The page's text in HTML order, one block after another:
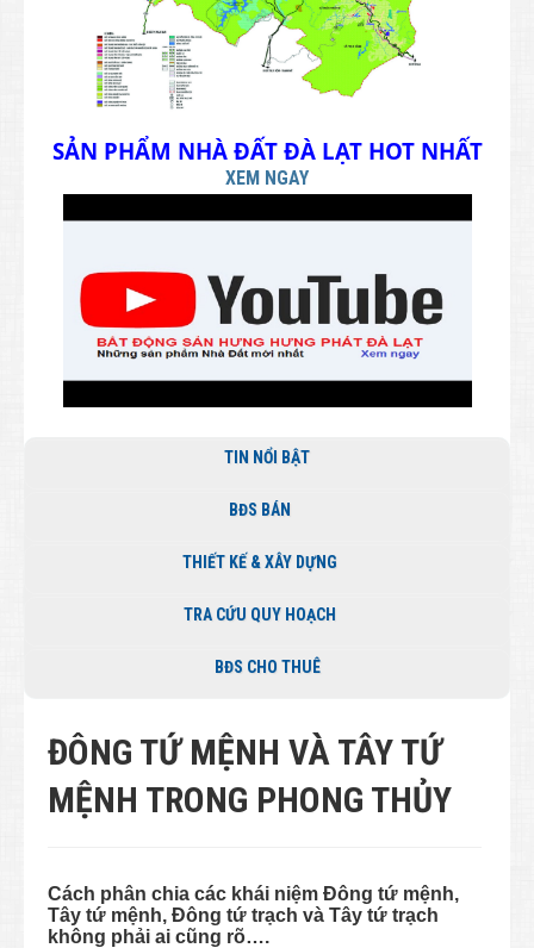
SẢN PHẨM NHÀ ĐẤT ĐÀ LẠT HOT NHẤT
XEM NGAY
TIN NỔI BẬT
BĐS BÁN
THIẾT KẾ & XÂY DỰNG
TRA CỨU QUY HOẠCH
BĐS CHO THUÊ
ĐÔNG TỨ MỆNH VÀ TÂY TỨ
MỆNH TRONG PHONG THỦY
Cách phân chia các khái niệm Đông tứ mệnh,
Tây tứ mệnh, Đông tứ trạch và Tây tứ trạch
không phải ai cũng rõ….